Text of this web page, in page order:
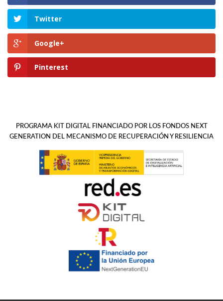
Twitter
Google+
Pinterest
PROGRAMA KIT DIGITAL FINANCIADO POR LOS FONDOS NEXT
GENERATION DEL MECANISMO DE RECUPERACIÓN Y RESILIENCIA